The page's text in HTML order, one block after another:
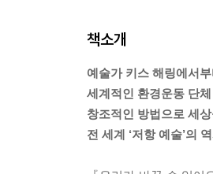
책소개
예술가 키스 해링에서
세계적인 환경운동 단
창조적인 방법으로 세
전 세계 ‘저항 예술’의